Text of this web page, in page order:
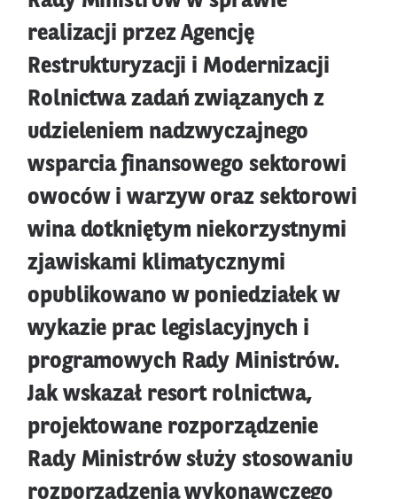
realizacji przez Agencję
Restrukturyzacji i Modernizacji
Rolnictwa zadań związanych z
udzieleniem nadzwyczajnego
wsparcia finansowego sektorowi
owoców i warzyw oraz sektorowi
wina dotkniętym niekorzystnymi
zjawiskami klimatycznymi
opublikowano w poniedziałek w
wykazie prac legislacyjnych i
programowych Rady Ministrów.
Jak wskazał resort rolnictwa,
projektowane rozporządzenie
Rady Ministrów służy stosowaniu
rozporządzenia wykonawczego